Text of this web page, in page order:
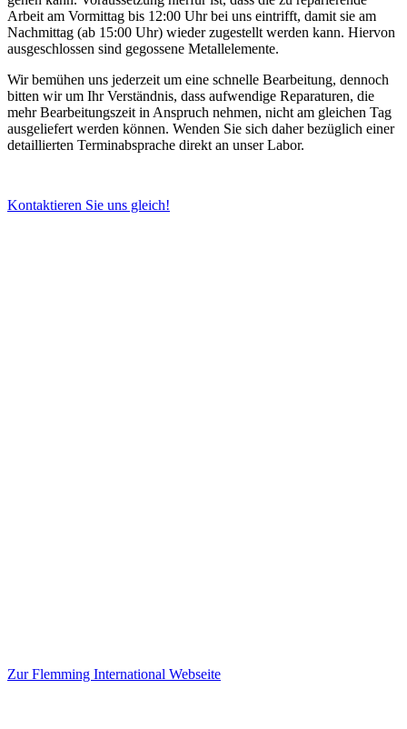
Arbeit am Vormittag bis 12:00 Uhr bei uns eintrifft, damit sie am
Nachmittag (ab 15:00 Uhr) wieder zugestellt werden kann. Hiervon
ausgeschlossen sind gegossene Metallelemente.
Wir bemühen uns jederzeit um eine schnelle Bearbeitung, dennoch
bitten wir um Ihr Verständnis, dass aufwendige Reparaturen, die
mehr Bearbeitungszeit in Anspruch nehmen, nicht am gleichen Tag
ausgeliefert werden können. Wenden Sie sich daher bezüglich einer
detaillierten Terminabsprache direkt an unser Labor.
Kontaktieren Sie uns gleich!
Zur Flemming International Webseite